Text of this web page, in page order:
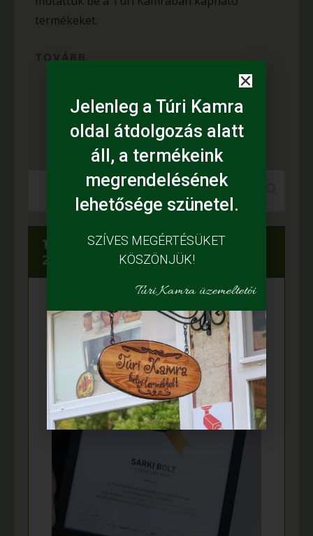
termékeket.
TOVÁBB
1 2 3 >
Túri Kamra az Év boltja 2021-ben és
2019-ben
Jelenleg a Túri Kamra
oldal átdolgozás alatt
áll, a termékeink
megrendelésének
lehetősége szünetel.
SZÍVES MEGÉRTÉSÜKET
KÖSZÖNJÜK!
Túri Kamra üzemeltetői